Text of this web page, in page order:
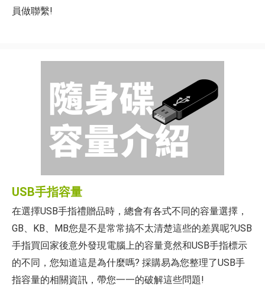
員做聯繫!
USB手指容量
在選擇USB手指禮贈品時，總會有各式不同的容量選擇，
GB、KB、MB您是不是常常搞不太清楚這些的差異呢?USB
手指買回家後意外發現電腦上的容量竟然和USB手指標示
的不同，您知道這是為什麼嗎? 採購易為您整理了USB手
指容量的相關資訊，帶您一一的破解這些問題!